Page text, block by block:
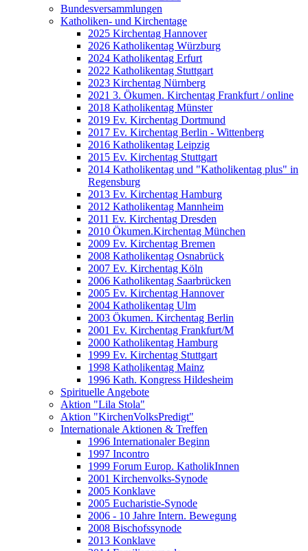
Bundesversammlungen
Katholiken- und Kirchentage
2025 Kirchentag Hannover
2026 Katholikentag Würzburg
2024 Katholikentag Erfurt
2022 Katholikentag Stuttgart
2023 Kirchentag Nürnberg
2021 3. Ökumen. Kirchentag Frankfurt / online
2018 Katholikentag Münster
2019 Ev. Kirchentag Dortmund
2017 Ev. Kirchentag Berlin - Wittenberg
2016 Katholikentag Leipzig
2015 Ev. Kirchentag Stuttgart
2014 Katholikentag und "Katholikentag plus" in
Regensburg
2013 Ev. Kirchentag Hamburg
2012 Katholikentag Mannheim
2011 Ev. Kirchentag Dresden
2010 Ökumen.Kirchentag München
2009 Ev. Kirchentag Bremen
2008 Katholikentag Osnabrück
2007 Ev. Kirchentag Köln
2006 Katholikentag Saarbrücken
2005 Ev. Kirchentag Hannover
2004 Katholikentag Ulm
2003 Ökumen. Kirchentag Berlin
2001 Ev. Kirchentag Frankfurt/M
2000 Katholikentag Hamburg
1999 Ev. Kirchentag Stuttgart
1998 Katholikentag Mainz
1996 Kath. Kongress Hildesheim
Spirituelle Angebote
Aktion "Lila Stola"
Aktion "KirchenVolksPredigt"
Internationale Aktionen & Treffen
1996 Internationaler Beginn
1997 Incontro
1999 Forum Europ. KatholikInnen
2001 Kirchenvolks-Synode
2005 Konklave
2005 Eucharistie-Synode
2006 - 10 Jahre Intern. Bewegung
2008 Bischofssynode
2013 Konklave